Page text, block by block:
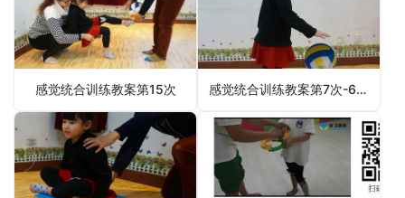
感觉统合训练教案第15次 感觉统合训练教案第7次-6月4日更新